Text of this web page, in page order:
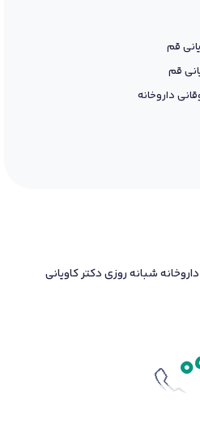
قم
قم
داروخانه
شبانه روزی دکتر کاویانی